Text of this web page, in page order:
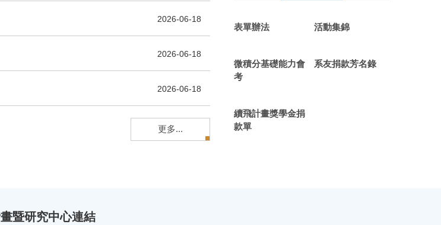
2026-06-18
2026-06-18
2026-06-18
更多...
表單辦法 活動集錦
微積分基礎能力會
考
系友捐款芳名錄
續飛計畫獎學金捐
款單
暨研究中心連結